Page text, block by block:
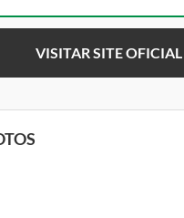
VISITAR SITE OFICIAL